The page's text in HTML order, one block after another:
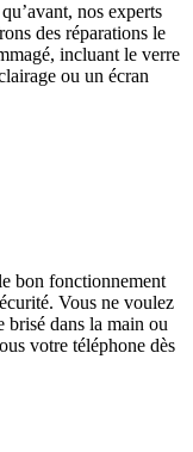
nos experts
des réparations le
incluant le verre
ou un écran
bon fonctionnement
Vous ne voulez
brisé dans la main ou
votre téléphone dès